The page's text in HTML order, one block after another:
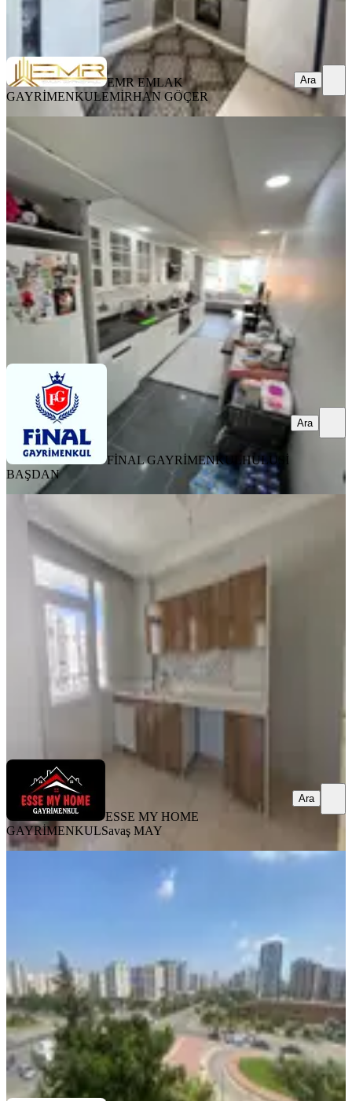
EMR EMLAK GAYRİMENKUL EMİRHAN GÖÇER
Ara
EMR EMLAK
GAYRİMENKULEMİRHAN GÖÇER
Ara
Seyhan, Yeşilyurt Mahallesi
175 m²
4.985.000 ₺
FİNAL GAYRİMENKULHULUSİ BAŞDAN
FİNAL GAYRİMENKUL HULUSİ
BAŞDAN
Ara
Esse My Home Dan Kıyıboyu
Fevzipaşa Da 2+1 Geniş Kapalı
Mutfak
Seyhan, Barış Mahallesi
145 m²
ESSE MY HOME GAYRİMENKULSavaş MAY
ESSE MY HOME
GAYRİMENKULSavaş MAY
Ara
Türmen Başı Blv Üzeri 3+1 Geniş
Lüks 2000 Evler Mh Satılık Daire
06.08.2026
6.500.000 ₺
REMİNT EMLAK Emrah Erşimşek
Ara